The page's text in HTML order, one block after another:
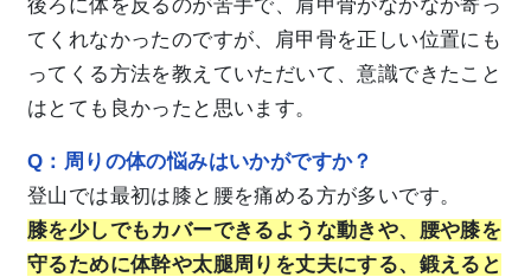
後ろに体を反るのが苦手で、肩甲骨がなかなか寄っ
てくれなかったのですが、肩甲骨を正しい位置にも
ってくる方法を教えていただいて、意識できたこと
はとても良かったと思います。
Q：周りの体の悩みはいかがですか？
登山では最初は膝と腰を痛める方が多いです。
膝を少しでもカバーできるような動きや、腰や膝を
守るために体幹や太腿周りを丈夫にする、鍛えると